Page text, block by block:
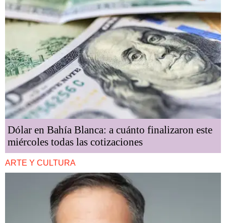
Dólar en Bahía Blanca: a cuánto finalizaron este
miércoles todas las cotizaciones
ARTE Y CULTURA